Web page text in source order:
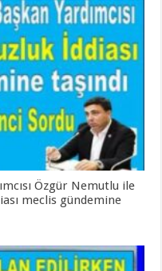
Özgür Nemutlu ile
meclis gündemine